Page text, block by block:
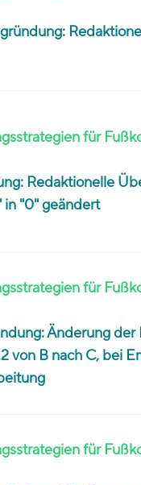
für
Redaktionelle
"0" geändert
für
Änderung
von B nach C, bei
für